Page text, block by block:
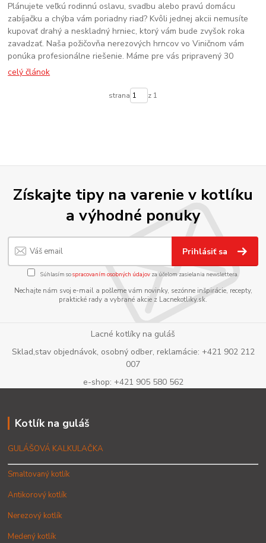
Plánujete veľkú rodinnú oslavu, svadbu alebo pravú domácu
zabíjačku a chýba vám poriadny riad? Kvôli jednej akcii nemusíte
kupovať drahý a neskladný hrniec, ktorý vám bude zvyšok roka
zavadzať. Naša požičovňa nerezových hrncov vo Viničnom vám
ponúka profesionálne riešenie. Máme pre vás pripravený 30
celý článok
strana z 1
Získajte tipy na varenie v kotlíku
a výhodné ponuky
Prihlásiť sa
Súhlasím sospracovaním osobných údajov za účelom zasielania newslettera.
Nechajte nám svoj e-mail a pošleme vám novinky, sezónne inšpirácie, recepty,
praktické rady a vybrané akcie z Lacnekotliky.sk.
Lacné kotlíky na guláš
Sklad,stav objednávok, osobný odber, reklamácie: +421 902 212
007
e-shop: +421 905 580 562
Kotlík na guláš
GULÁŠOVÁ KALKULAČKA
Smaltovaný kotlík
Antikorový kotlík
Nerezový kotlík
Medený kotlík